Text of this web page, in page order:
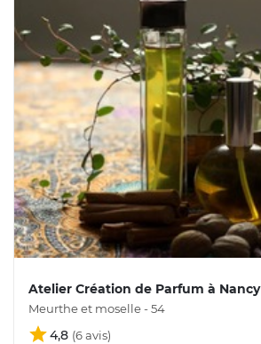
Atelier Création de Parfum à Nancy
Meurthe et moselle - 54
4,8